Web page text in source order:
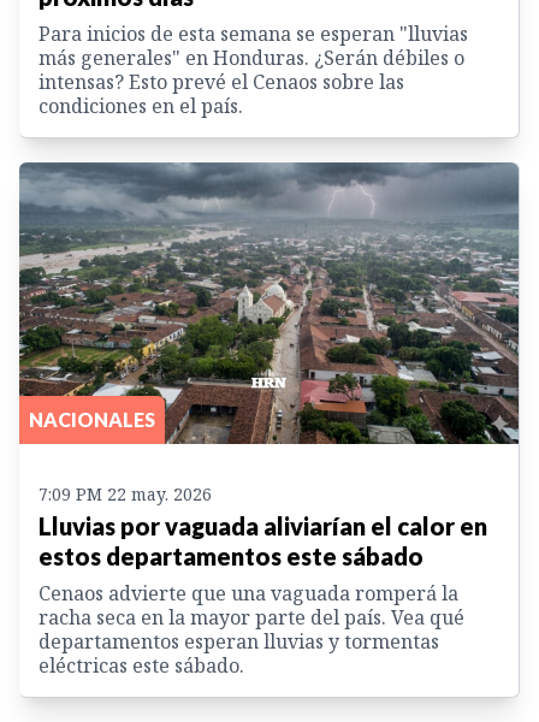
Para inicios de esta semana se esperan "lluvias
más generales" en Honduras. ¿Serán débiles o
intensas? Esto prevé el Cenaos sobre las
condiciones en el país.
NACIONALES
7:09 PM 22 may. 2026
Lluvias por vaguada aliviarían el calor en
estos departamentos este sábado
Cenaos advierte que una vaguada romperá la
racha seca en la mayor parte del país. Vea qué
departamentos esperan lluvias y tormentas
eléctricas este sábado.